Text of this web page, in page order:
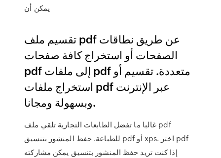
يمكن أن
تقسيم ملف pdf عن طريق نطاقات
الصفحات أو استخراج كافة صفحات
pdf إلى ملفات pdf متعددة. تقسيم أو
استخراج ملفات pdf عبر الإنترنت
وبسهولة ومجانا.
غالبا ما تفضل الطابعات التجارية تلقي ملف pdf
للطباعة. حفظ المنشور بتنسيق pdf أو xps. اختر pdf
إذا كنت تريد حفظ المنشور بتنسيق يمكن مشاركته